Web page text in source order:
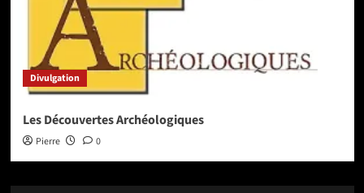
Divulgation
Les Découvertes Archéologiques
Pierre 0